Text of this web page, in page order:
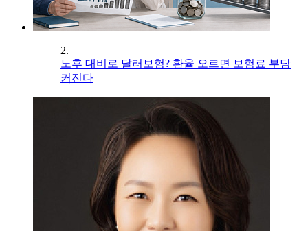
2.
노후 대비로 달러보험? 환율 오르면 보험료 부담
커진다